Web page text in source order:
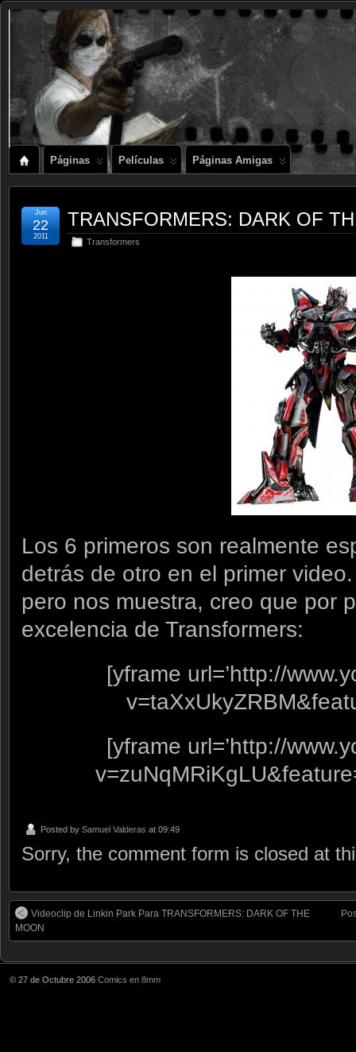
Páginas Películas Páginas Amigas
TRANSFORMERS: DARK OF
Transformers
Jun
22
2011
Los 6 primeros son realmente
detrás de otro en el primer
pero nos muestra, creo que por
excelencia de Transformers:
[yframe url=’http://
[yframe url=’http://
Posted by Samuel Valderas at 09:49
Sorry, the comment form is closed at
Videoclip de Linkin Park Para TRANSFORMERS: DARK OF THE
MOON
© 27 de Octubre 2006 Comics en 8mm